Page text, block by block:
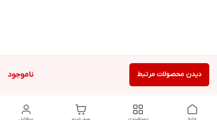
ناموجود دیدن محصولات مرتبط